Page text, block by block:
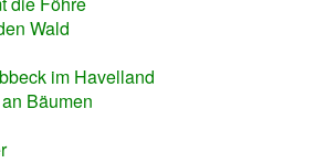
Wald
im Havelland
Bäumen